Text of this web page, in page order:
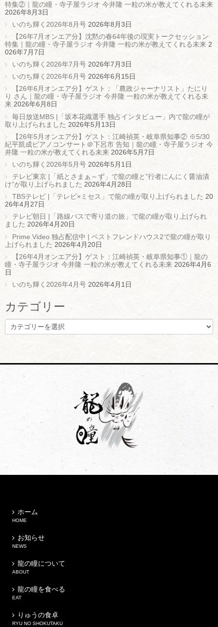
特集②｜龍の瞳・寺子屋ラジオ 今井隆 一粒の米が教えてくれる未来
2026年8月3日
いのち輝く2026年8月号 2026年8月3日
【26年7月オンエア分】沈黙の春64年後の現実トークセッション
特集｜龍の瞳・寺子屋ラジオ 今井隆 一粒の米が教えてくれる未来 2
026年7月7日
いのち輝く2026年7月号 2026年7月3日
いのち輝く2026年6月号 2026年6月15日
【26年6月オンエア分】ゲスト：「農政ジャーナリスト」たにり
り さん｜龍の瞳・寺子屋ラジオ 今井隆 一粒の米が教えてくれる未
来 2026年6月8日
毎日放送MBS |「坂本花織選手 独占インタビュー」内で龍の瞳が
取り上げられました 2026年5月13日
【26年5月オンエア分】ゲスト：江崎禎英・岐阜県知事② ※5/30
紀平凱成ピアノコンサート＠下呂市 告知｜龍の瞳・寺子屋ラジオ 今
井隆 一粒の米が教えてくれる未来 2026年5月7日
いのち輝く2026年5月号 2026年5月1日
テレビ東京 |「紙とさまぁ～ず」で龍の瞳と”行者にんにく醤油漬
け”が取り上げられました 2026年4月28日
TBSテレビ |「テレビ×ミセス」で龍の瞳が取り上げられました 20
26年4月27日
テレビ朝日 |「路線バスで寄り道の旅」で龍の瞳が取り上げられ
ました 2026年4月20日
Prime Video 独占配信中 | ベストフレンドハウス2で龍の瞳が取り
上げられました 2026年4月20日
【26年4月オンエア分】ゲスト：江崎禎英・岐阜県知事①｜龍の
瞳・寺子屋ラジオ 今井隆 一粒の米が教えてくれる未来 2026年4月6
日
いのち輝く2026年4月号 2026年4月1日
カテゴリー
カ
テ
ホーム
HOME
お知らせ
NEWS
龍の瞳について
ABOUT
龍の瞳を食べる
EAT
りゅうの食卓
RYU NO SHOKUTAKU